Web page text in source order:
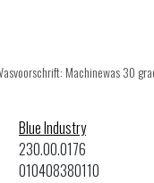
Machinewas 30
Blue Industry
230.00.0176
010408380110